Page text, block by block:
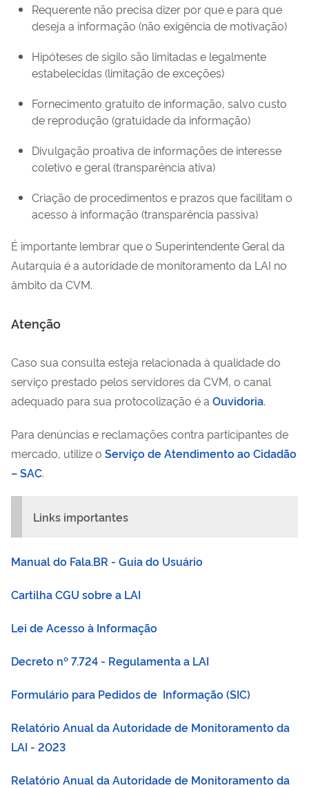
Requerente não precisa dizer por que e para que
deseja a informação (não exigência de motivação)
Hipóteses de sigilo são limitadas e legalmente
estabelecidas (limitação de exceções)
Fornecimento gratuito de informação, salvo custo
de reprodução (gratuidade da informação)
Divulgação proativa de informações de interesse
coletivo e geral (transparência ativa)
Criação de procedimentos e prazos que facilitam o
acesso à informação (transparência passiva)
É importante lembrar que o Superintendente Geral da
Autarquia é a autoridade de monitoramento da LAI no
âmbito da CVM.
Atenção
Caso sua consulta esteja relacionada à qualidade do
serviço prestado pelos servidores da CVM, o canal
adequado para sua protocolização é a Ouvidoria.
Para denúncias e reclamações contra participantes de
mercado, utilize o Serviço de Atendimento ao Cidadão
– SAC.
Links importantes
Manual do Fala.BR - Guia do Usuário
Cartilha CGU sobre a LAI
Lei de Acesso à Informação
Decreto nº 7.724 - Regulamenta a LAI
Formulário para Pedidos de Informação (SIC)
Relatório Anual da Autoridade de Monitoramento da
LAI - 2023
Relatório Anual da Autoridade de Monitoramento da